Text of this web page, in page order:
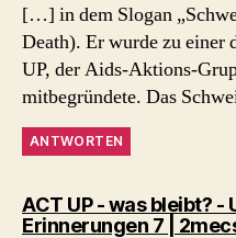
[…] in dem Slogan
Death). Er wurde zu einer
UP, der Aids-Aktions-
mitbegründete. Das
ANTWORTEN
ACT UP - was bleibt? -
Erinnerungen 7 |